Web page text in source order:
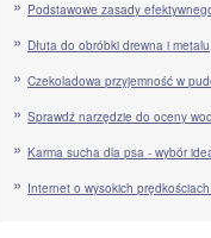
Podstawowe zasady
Dłuta do obróbki drewna i metalu
Czekoladowa przyjemność w
Sprawdź narzędzie do oceny
Karma sucha dla psa - wybór
Internet o wysokich